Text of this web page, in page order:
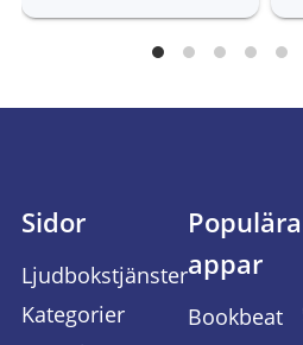
Sidor
Ljudbokstjänster
Kategorier
Populära
appar
Bookbeat